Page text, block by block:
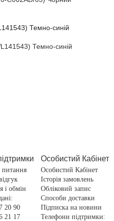
Темно-синій
питання
і обмін
20 90
21 17
Особистий Кабінет
Особистий Кабінет
Історія замовлень
Обліковий запис
Способи доставки
Підписка на новини
Телефони підтримки: